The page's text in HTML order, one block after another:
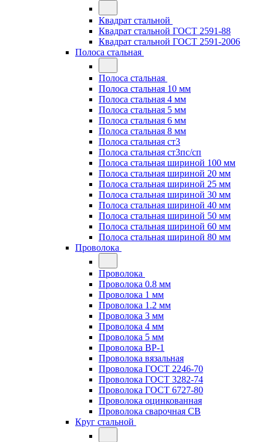
Квадрат стальной
Квадрат стальной ГОСТ 2591-88
Квадрат стальной ГОСТ 2591-2006
Полоса стальная
Полоса стальная
Полоса стальная 10 мм
Полоса стальная 4 мм
Полоса стальная 5 мм
Полоса стальная 6 мм
Полоса стальная 8 мм
Полоса стальная ст3
Полоса стальная ст3пс/сп
Полоса стальная шириной 100 мм
Полоса стальная шириной 20 мм
Полоса стальная шириной 25 мм
Полоса стальная шириной 30 мм
Полоса стальная шириной 40 мм
Полоса стальная шириной 50 мм
Полоса стальная шириной 60 мм
Полоса стальная шириной 80 мм
Проволока
Проволока
Проволока 0.8 мм
Проволока 1 мм
Проволока 1.2 мм
Проволока 3 мм
Проволока 4 мм
Проволока 5 мм
Проволока ВР-1
Проволока вязальная
Проволока ГОСТ 2246-70
Проволока ГОСТ 3282-74
Проволока ГОСТ 6727-80
Проволока оцинкованная
Проволока сварочная СВ
Круг стальной